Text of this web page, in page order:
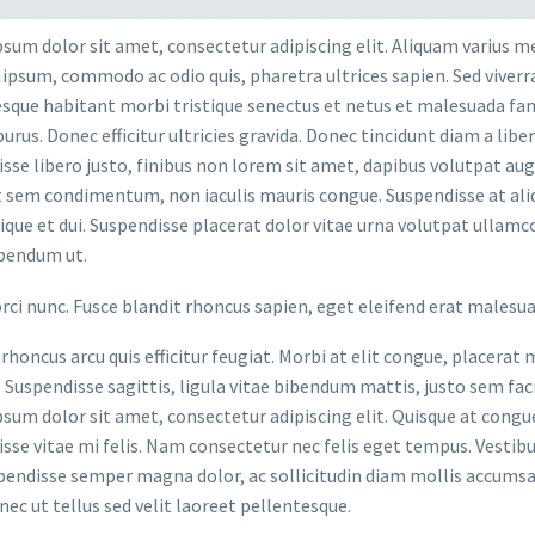
dolor sit amet, consectetur adipiscing elit. Aliquam varius
commodo ac odio quis, pharetra ultrices sapien. Sed
habitant morbi tristique senectus et netus et malesuada
Donec efficitur ultricies gravida. Donec tincidunt diam a
libero justo, finibus non lorem sit amet, dapibus volutpat
condimentum, non iaculis mauris congue. Suspendisse at
et dui. Suspendisse placerat dolor vitae urna volutpat
ut.
nunc. Fusce blandit rhoncus sapien, eget eleifend erat
arcu quis efficitur feugiat. Morbi at elit congue,
sagittis, ligula vitae bibendum mattis, justo sem
dolor sit amet, consectetur adipiscing elit. Quisque at
vitae mi felis. Nam consectetur nec felis eget tempus.
semper magna dolor, ac sollicitudin diam mollis
ut tellus sed velit laoreet pellentesque.